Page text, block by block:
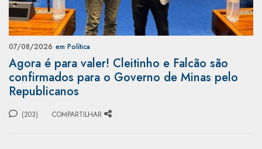
07/08/2026 em Política
Agora é para valer! Cleitinho e Falcão são
confirmados para o Governo de Minas pelo
Republicanos
(203) COMPARTILHAR